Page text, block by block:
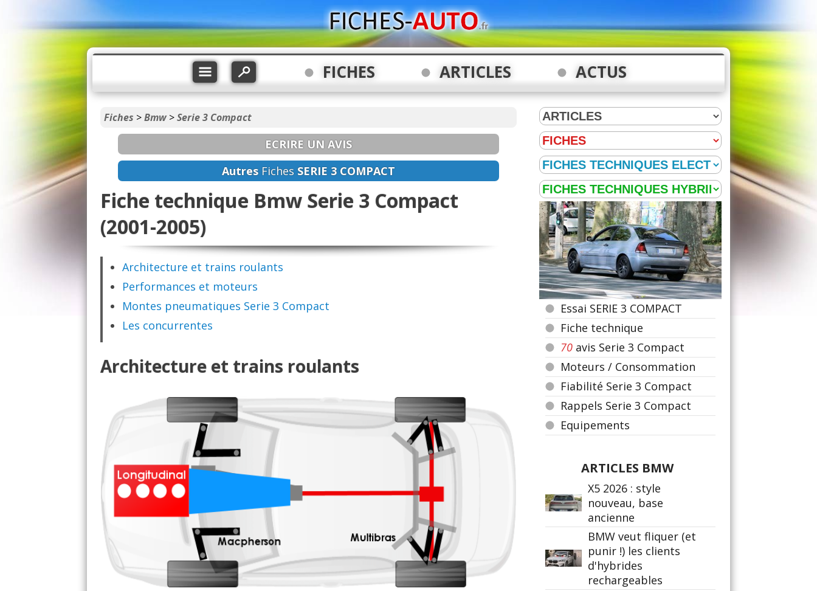
FICHES ARTICLES ACTUS
Fiches >Bmw>Serie 3 Compact
ECRIRE UN AVIS
Autres Fiches SERIE 3 COMPACT
Fiche technique Bmw Serie 3 Compact
(2001-2005)
Architecture et trains roulants
Performances et moteurs
Montes pneumatiques Serie 3 Compact
Les concurrentes
Architecture et trains roulants
Essai SERIE 3 COMPACT
Fiche technique
70 avis Serie 3 Compact
Moteurs / Consommation
Fiabilité Serie 3 Compact
Rappels Serie 3 Compact
Equipements
ARTICLES BMW
X5 2026 : style
nouveau, base
ancienne
BMW veut fliquer (et
punir !) les clients
d'hybrides
rechargeables